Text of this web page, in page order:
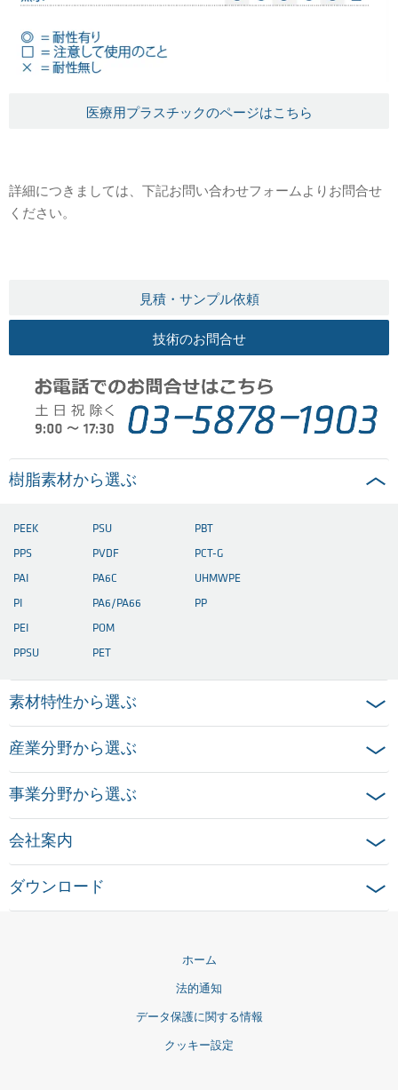
医療用プラスチックのページはこちら
詳細につきましては、下記お問い合わせフォームよりお問合せ
ください。
見積・サンプル依頼
技術のお問合せ
樹脂素材から選ぶ
PEEK
PPS
PAI
PI
PEI
PPSU
PSU
PVDF
PA6C
PA6/PA66
POM
PET
PBT
PCT-G
UHMWPE
PP
素材特性から選ぶ
産業分野から選ぶ
事業分野から選ぶ
会社案内
ダウンロード
ホーム
法的通知
データ保護に関する情報
クッキー設定